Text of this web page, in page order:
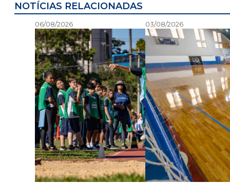
NOTÍCIAS RELACIONADAS
06/08/2026 03/08/2026